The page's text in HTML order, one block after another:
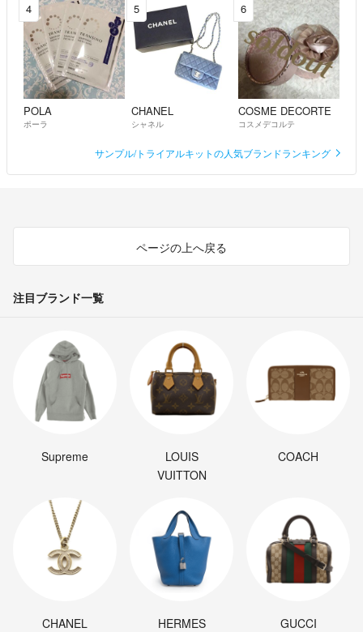
4
POLA
ポーラ
5
CHANEL
シャネル
6
COSME DECORTE
コスメデコルテ
サンプル/トライアルキットの人気ブランドランキング
ページの上へ戻る
注目ブランド一覧
Supreme
LOUIS
VUITTON
COACH
CHANEL HERMES GUCCI